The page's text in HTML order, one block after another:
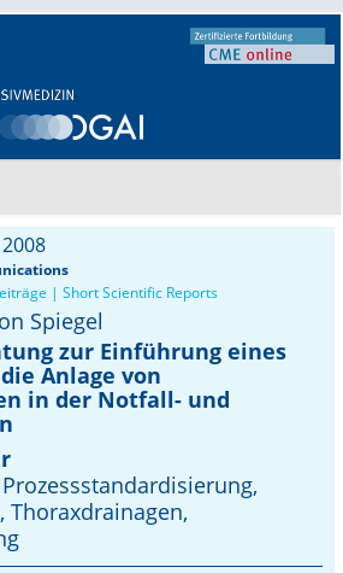
| Short Scientific Reports
Spiegel
zur Einführung eines
Anlage von
in der Notfall- und
Thoraxdrainagen,